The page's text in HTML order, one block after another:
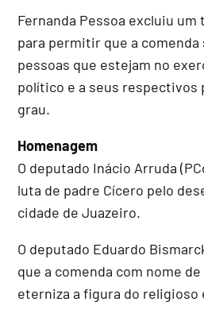
Fernanda Pessoa excluiu
para permitir que a comenda
pessoas que estejam no
político e a seus respectivos
grau.
Homenagem
O deputado Inácio Arruda
luta de padre Cícero pelo
cidade de Juazeiro.
O deputado Eduardo
que a comenda com nome
eterniza a figura do religioso